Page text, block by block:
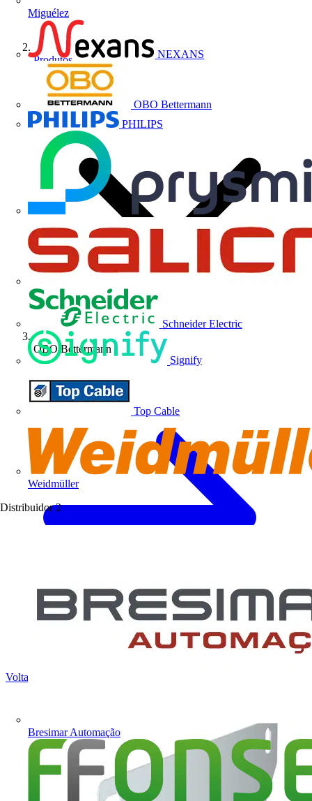
Miguélez
NEXANS
OBO Bettermann
PHILIPS
Schneider Electric
Signify
Top Cable
Weidmüller
Distribuidor 2
Bresimar Automação
Produtos
OBO Bettermann
Voltar para Produtos